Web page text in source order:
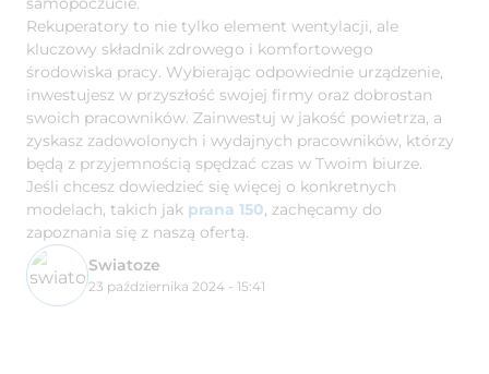
Rekuperatory to nie tylko element wentylacji, ale
kluczowy składnik zdrowego i komfortowego
środowiska pracy. Wybierając odpowiednie urządzenie,
inwestujesz w przyszłość swojej firmy oraz dobrostan
swoich pracowników. Zainwestuj w jakość powietrza, a
zyskasz zadowolonych i wydajnych pracowników, którzy
będą z przyjemnością spędzać czas w Twoim biurze.
Jeśli chcesz dowiedzieć się więcej o konkretnych
modelach, takich jak prana 150, zachęcamy do
zapoznania się z naszą ofertą.
Swiatoze
23 października 2024 - 15:41